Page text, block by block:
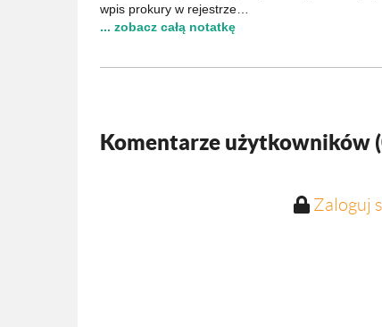
wpis prokury w rejestrze…
... zobacz całą notatkę
Komentarze użytkowników (
Zaloguj